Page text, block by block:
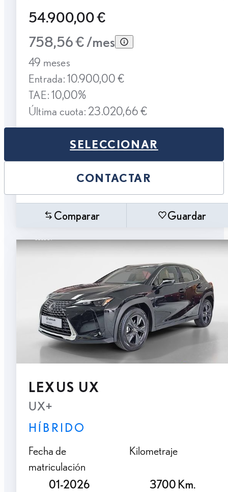
54.900,00 €
758,56 € /mes
49 meses
Entrada: 10.900,00 €
TAE: 10,00%
Última cuota: 23.020,66 €
SELECCIONAR
CONTACTAR
Comparar Guardar
LEXUS UX
UX+
HÍBRIDO
Fecha de
matriculación
01-2026
Kilometraje
3700 Km.